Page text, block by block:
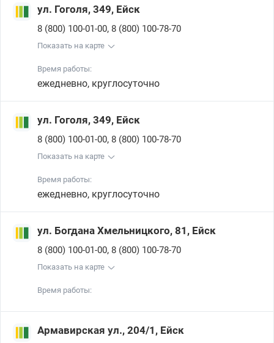
ул. Гоголя, 349, Ейск
8 (800) 100-01-00, 8 (800) 100-78-70
Показать на карте
Время работы:
ежедневно, круглосуточно
ул. Гоголя, 349, Ейск
8 (800) 100-01-00, 8 (800) 100-78-70
Показать на карте
Время работы:
ежедневно, круглосуточно
ул. Богдана Хмельницкого, 81, Ейск
8 (800) 100-01-00, 8 (800) 100-78-70
Показать на карте
Время работы:
Армавирская ул., 204/1, Ейск